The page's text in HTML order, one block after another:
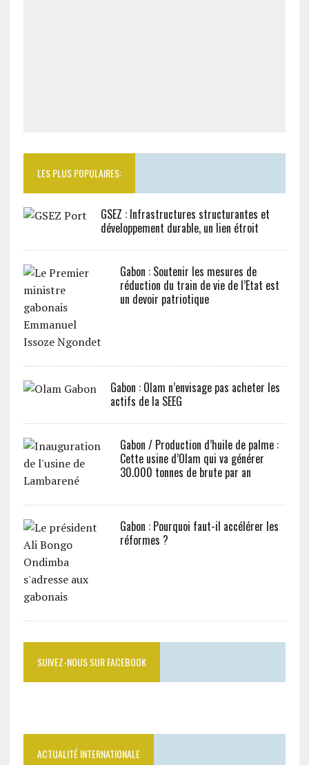
LES PLUS POPULAIRES:
GSEZ : Infrastructures structurantes et
développement durable, un lien étroit
Gabon : Soutenir les mesures de
réduction du train de vie de l’Etat est
un devoir patriotique
Gabon : Olam n’envisage pas acheter les
actifs de la SEEG
Gabon / Production d’huile de palme :
Cette usine d’Olam qui va générer
30.000 tonnes de brute par an
Gabon : Pourquoi faut-il accélérer les
réformes ?
SUIVEZ-NOUS SUR FACEBOOK
ACTUALITÉ INTERNATIONALE